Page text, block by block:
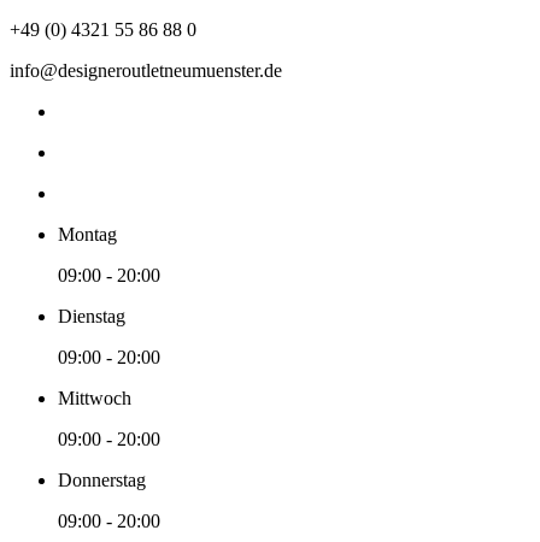
+49 (0) 4321 55 86 88 0
info@designeroutletneumuenster.de
Montag
09:00 - 20:00
Dienstag
09:00 - 20:00
Mittwoch
09:00 - 20:00
Donnerstag
09:00 - 20:00